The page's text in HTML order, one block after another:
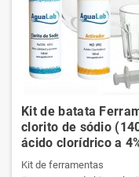
Kit de batata
clorito de sódio
ácido clorídrico a
Kit de ferramentas